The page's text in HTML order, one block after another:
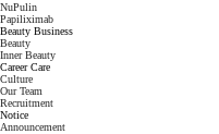
NuPulin
Papiliximab
Beauty Business
Beauty
Inner Beauty
Career Care
Culture
Our Team
Recruitment
Notice
Announcement